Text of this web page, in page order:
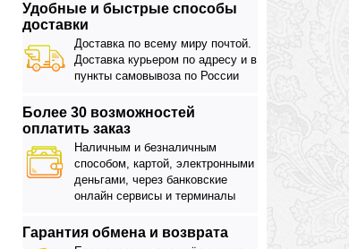
Удобные и быстрые способы
доставки
Доставка по всему миру почтой.
Доставка курьером по адресу и в
пункты самовывоза по России
Более 30 возможностей
оплатить заказ
Наличным и безналичным
способом, картой, электронными
деньгами, через банковские
онлайн сервисы и терминалы
Гарантия обмена и возврата